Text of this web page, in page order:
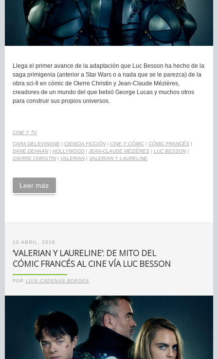
Llega el primer avance de la adaptación que Luc Besson ha hecho de la
saga primigenia (anterior a Star Wars o a nada que se le parezca) de la
obra sci-fi en cómic de Oierre Christin y Jean-Claude Mézières,
creadores de un mundo del que bebió George Lucas y muchos otros
para construir sus propios universos.
CINE Y TV
CARA DELEVINGNE | CIENCIA FICCIÓN | CINE Y CÓMIC | CÓMIC FRANCÉS |
DANE DEHAAN | HOLLYWOOD | JEAN-CLAUDE MÉZIÈRES | LUC BESSON |
OIERRE CHRISTIN | VALERIAN | VALERIAN Y LAURELINE
Leer más
10 ABRIL, 2016
‘VALERIAN Y LAURELINE’: DE MITO DEL
CÓMIC FRANCÉS AL CINE VÍA LUC BESSON
POR LUIS CADENAS BORGES